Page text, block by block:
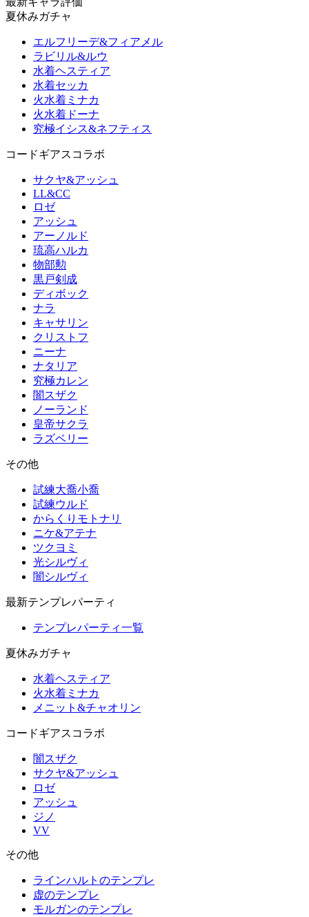
夏休みガチャ
エルフリーデ&フィアメル
ラビリル&ルウ
水着ヘスティア
水着セッカ
火水着ミナカ
火水着ドーナ
究極イシス&ネフティス
コードギアスコラボ
サクヤ&アッシュ
LL&CC
ロゼ
アッシュ
アーノルド
琉高ハルカ
物部勲
黒戸剣成
ディボック
ナラ
キャサリン
クリストフ
ニーナ
ナタリア
究極カレン
闇スザク
ノーランド
皇帝サクラ
ラズベリー
その他
試練大喬小喬
試練ウルド
からくりモトナリ
ニケ&アテナ
ツクヨミ
光シルヴィ
闇シルヴィ
最新テンプレパーティ
テンプレパーティ一覧
夏休みガチャ
水着ヘスティア
火水着ミナカ
メニット&チャオリン
コードギアスコラボ
闇スザク
サクヤ&アッシュ
ロゼ
アッシュ
ジノ
VV
その他
ラインハルトのテンプレ
虚のテンプレ
モルガンのテンプレ